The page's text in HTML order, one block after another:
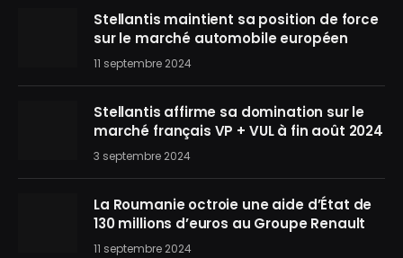
Stellantis maintient sa position de force
sur le marché automobile européen
11 septembre 2024
Stellantis affirme sa domination sur le
marché français VP + VUL à fin août 2024
3 septembre 2024
La Roumanie octroie une aide d’État de
130 millions d’euros au Groupe Renault
11 septembre 2024